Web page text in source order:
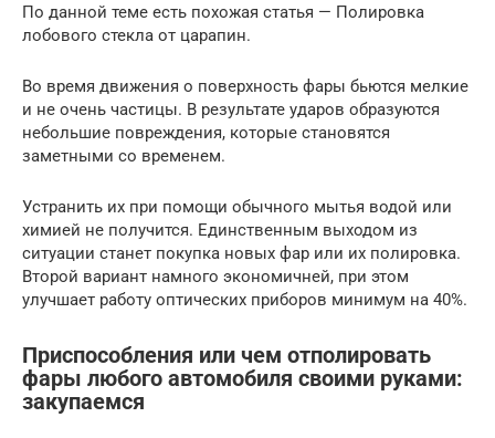
По данной теме есть похожая статья — Полировка
лобового стекла от царапин.
Во время движения о поверхность фары бьются мелкие
и не очень частицы. В результате ударов образуются
небольшие повреждения, которые становятся
заметными со временем.
Устранить их при помощи обычного мытья водой или
химией не получится. Единственным выходом из
ситуации станет покупка новых фар или их полировка.
Второй вариант намного экономичней, при этом
улучшает работу оптических приборов минимум на 40%.
Приспособления или чем отполировать
фары любого автомобиля своими руками:
закупаемся